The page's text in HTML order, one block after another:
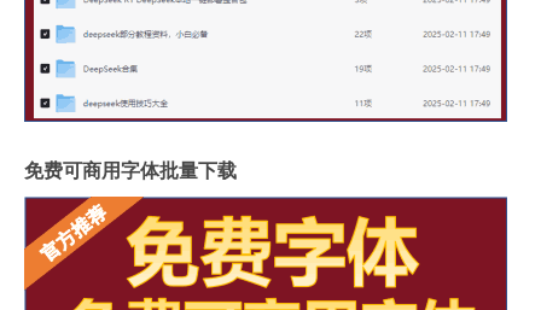
免费可商用字体批量下载